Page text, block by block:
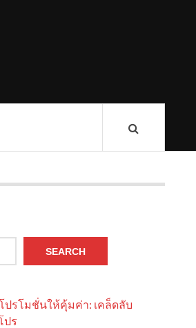
SEARCH
ปรโมชั่นให้คุ้มค่า: เคล็ดลับ
ปร